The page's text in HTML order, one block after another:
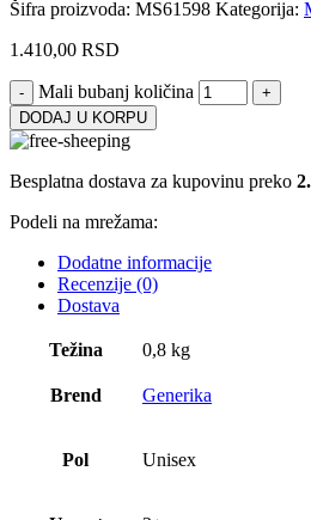
Šifra proizvoda: MS61598 Kategorija:
1.410,00 RSD
Mali bubanj količina
DODAJ U KORPU
Besplatna dostava za kupovinu preko
Podeli na mrežama:
Dodatne informacije
Recenzije (0)
Dostava
Težina 0,8 kg
Brend Generika
Pol Unisex